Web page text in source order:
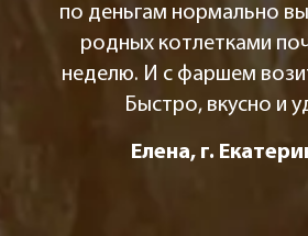
по деньгам нормально
родных котлетками
неделю. И с фаршем
Быстро, вкусно и
Елена, г.